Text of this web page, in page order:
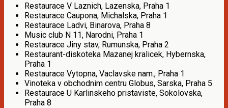
Restaurace V Laznich, Lazenska, Praha 1
Restaurace Caupona, Michalska, Praha 1
Restaurace Ladvi, Binarova, Praha 8
Music club N 11, Narodni, Praha 1
Restaurace Jiny stav, Rumunska, Praha 2
Restaurant-diskoteka Mazanej kralicek, Hybernska,
Praha 1
Restaurace Vytopna, Vaclavske nam., Praha 1
Vinoteka v obchodnim centru Globus, Sarska, Praha 5
Restaurace U Karlinskeho pristaviste, Sokolovska,
Praha 8